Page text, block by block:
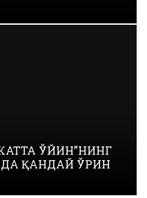
ЎЙИН”НИНГ
ҚАНДАЙ ЎРИН